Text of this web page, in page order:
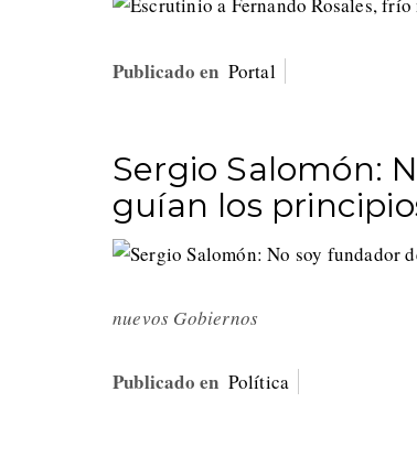
Publicado en Portal
Sergio Salomón:
guían los
nuevos Gobiernos
Publicado en Política